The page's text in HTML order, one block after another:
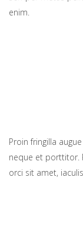
enim.
Proin fringilla
neque et porttitor.
orci sit amet,